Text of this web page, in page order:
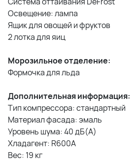
Освещение: лампа
Ящик для овощей и фруктов
2 лотка для яиц
Морозильное отделение:
Формочка для льда
Дополнительная информация:
Тип компрессора: стандартный
Материал фасада: эмаль
Уровень шума: 40 дБ(А)
Хладагент: R600A
Вес: 19 кг